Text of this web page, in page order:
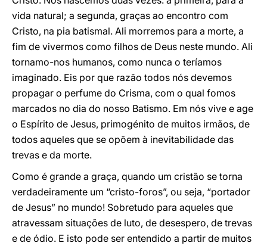
vida natural; a segunda, graças ao encontro com
Cristo, na pia batismal. Ali morremos para a morte, a
fim de vivermos como filhos de Deus neste mundo. Ali
tornamo-nos humanos, como nunca o teríamos
imaginado. Eis por que razão todos nós devemos
propagar o perfume do Crisma, com o qual fomos
marcados no dia do nosso Batismo. Em nós vive e age
o Espírito de Jesus, primogénito de muitos irmãos, de
todos aqueles que se opõem à inevitabilidade das
trevas e da morte.
Como é grande a graça, quando um cristão se torna
verdadeiramente um “cristo-foros”, ou seja, “portador
de Jesus” no mundo! Sobretudo para aqueles que
atravessam situações de luto, de desespero, de trevas
e de ódio. E isto pode ser entendido a partir de muitos